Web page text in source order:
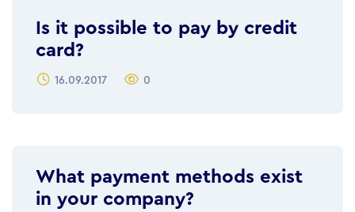
Is it possible to pay by credit
card?
16.09.2017 0
What payment methods exist
in your company?